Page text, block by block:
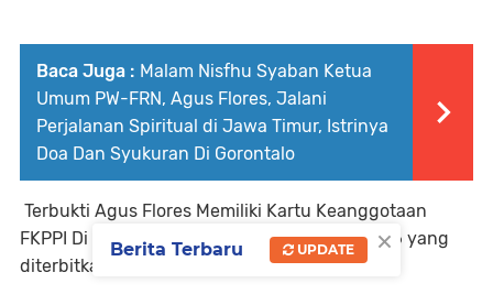
Baca Juga : Malam Nisfhu Syaban Ketua
Umum PW-FRN, Agus Flores, Jalani
Perjalanan Spiritual di Jawa Timur, Istrinya
Doa Dan Syukuran Di Gorontalo
Terbukti Agus Flores Memiliki Kartu Keanggotaan
FKPPI Di Jakarta dengan nomor 09020300856 yang
diterbitkan dari 2018.
×
Berita Terbaru UPDATE